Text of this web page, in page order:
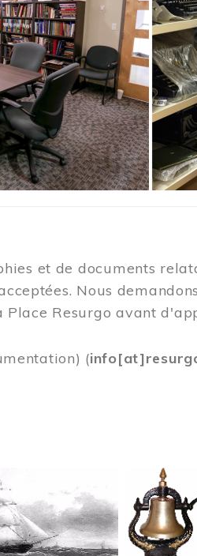
et de documents
Nous
Resurgo avant
(